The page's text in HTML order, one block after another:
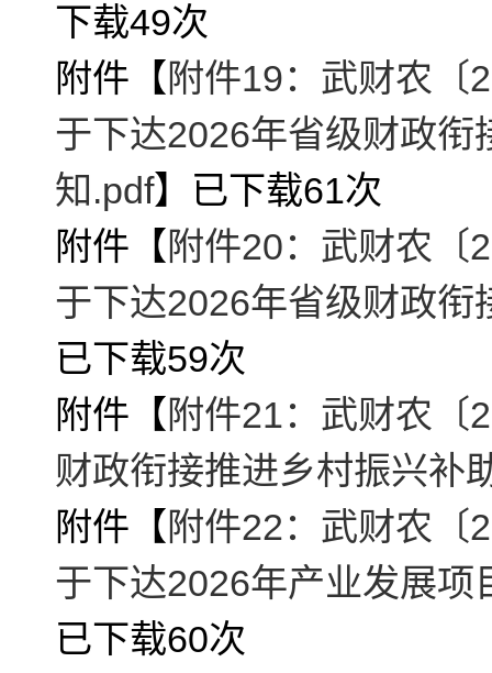
下载49次
附件【 附件19：武财农〔
于下达2026年省级财政
知.pdf】已下载61次
附件【 附件20：武财农〔
于下达2026年省级财政
已下载59次
附件【 附件21：武财农〔
财政衔接推进乡村振兴补
附件【 附件22：武财农〔
于下达2026年产业发展
已下载60次